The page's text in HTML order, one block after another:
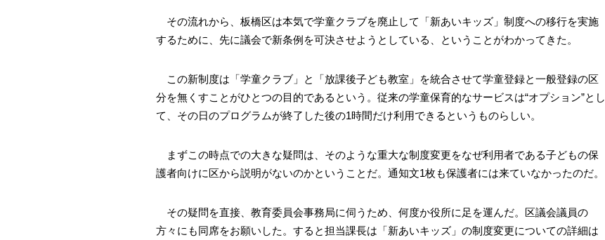
その流れから、板橋区は本気で学童クラブを廃止して「新あいキッズ」制度への移行を実施
するために、先に議会で新条例を可決させようとしている、ということがわかってきた。
この新制度は「学童クラブ」と「放課後子ども教室」を統合させて学童登録と一般登録の区
分を無くすことがひとつの目的であるという。従来の学童保育的なサービスは“オプション”とし
て、その日のプログラムが終了した後の1時間だけ利用できるというものらしい。
まずこの時点での大きな疑問は、そのような重大な制度変更をなぜ利用者である子どもの保
護者向けに区から説明がないのかということだ。通知文1枚も保護者には来ていなかったのだ。
その疑問を直接、教育委員会事務局に伺うため、何度か役所に足を運んだ。区議会議員の
方々にも同席をお願いした。すると担当課長は「新あいキッズ」の制度変更についての詳細は